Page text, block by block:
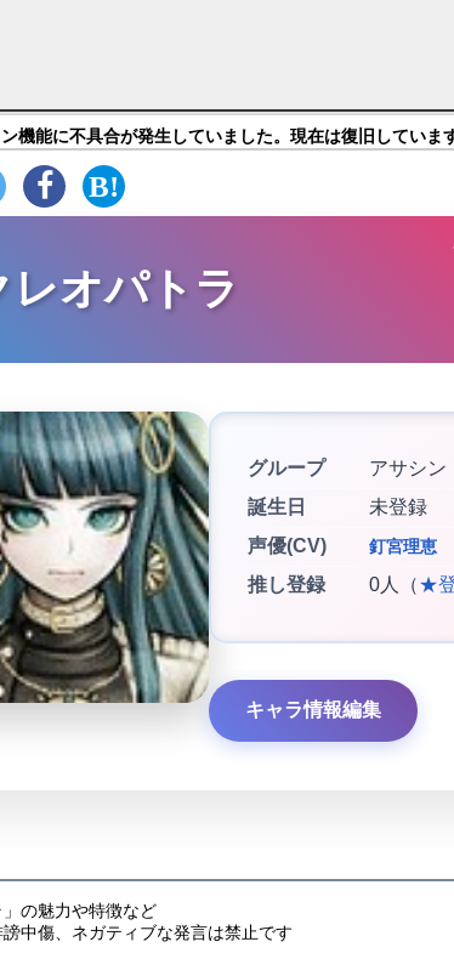
キャラ紹介
機能に不具合が発生していました。現在は復旧していま
レオパトラ
グループ
アサシン
誕生日
未登録
声優(CV)
釘宮理恵
推し登録 0人（★
キャラ情報編集
の魅力や特徴など
中傷、ネガティブな発言は禁止です